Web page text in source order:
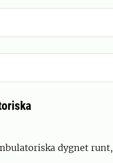
dygnet